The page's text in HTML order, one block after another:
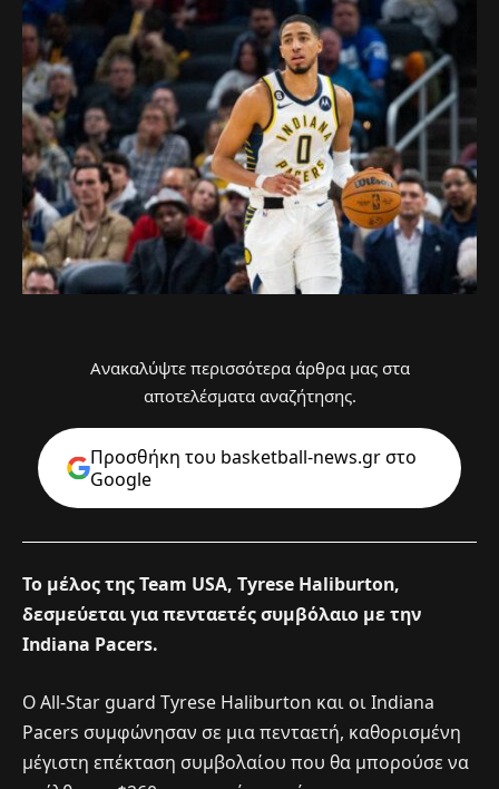
Ανακαλύψτε περισσότερα άρθρα μας στα
αποτελέσματα αναζήτησης.
Προσθήκη του basketball-news.gr στo
Google
Το μέλος της Team USA, Tyrese Haliburton,
δεσμεύεται για πενταετές συμβόλαιο με την
Indiana Pacers.
Ο All-Star guard Tyrese Haliburton και οι Indiana
Pacers συμφώνησαν σε μια πενταετή, καθορισμένη
μέγιστη επέκταση συμβολαίου που θα μπορούσε να